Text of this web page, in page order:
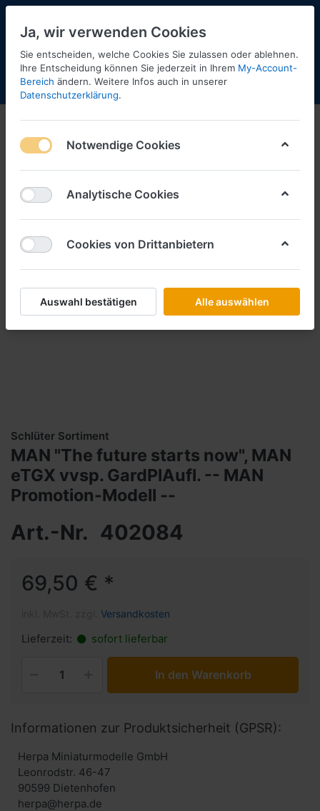
Menü Anmelden Shopaktualisierung
Schlüter Sortiment
MAN "The future starts now", MAN
eTGX vvsp. GardPlAufl. -- MAN
Promotion-Modell --
Art.-Nr. 402084
69,50 € *
Versandkosten
Lieferzeit: sofort lieferbar
In den Warenkorb
Informationen zur Produktsicherheit (GPSR):
Herpa Miniaturmodelle GmbH
Leonrodstr. 46-47
90599 Dietenhofen
herpa@herpa.de
Ja, wir verwenden Cookies
Sie entscheiden, welche Cookies Sie zulassen oder ablehnen.
Ihre Entscheidung können Sie jederzeit in Ihrem My-Account-
Bereich ändern. Weitere Infos auch in unserer
Datenschutzerklärung.
Notwendige Cookies
Analytische Cookies
Cookies von Drittanbietern
Auswahl bestätigen Alle auswählen